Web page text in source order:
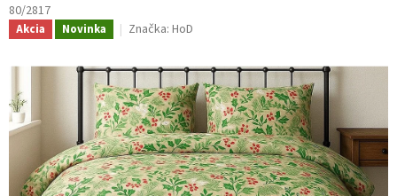
80/2817
Akcia Novinka Značka: HoD